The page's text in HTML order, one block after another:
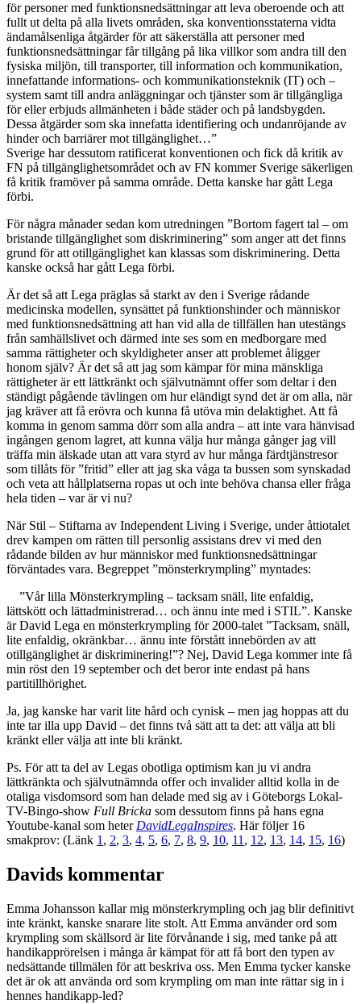
för personer med funktionsnedsättningar att leva oberoende och att
fullt ut delta på alla livets områden, ska konventionsstaterna vidta
ändamålsenliga åtgärder för att säkerställa att personer med
funktionsnedsättningar får tillgång på lika villkor som andra till den
fysiska miljön, till transporter, till information och kommunikation,
innefattande informations- och kommunikationsteknik (IT) och –
system samt till andra anläggningar och tjänster som är tillgängliga
för eller erbjuds allmänheten i både städer och på landsbygden.
Dessa åtgärder som ska innefatta identifiering och undanröjande av
hinder och barriärer mot tillgänglighet…”
Sverige har dessutom ratificerat konventionen och fick då kritik av
FN på tillgänglighetsområdet och av FN kommer Sverige säkerligen
få kritik framöver på samma område. Detta kanske har gått Lega
förbi.
För några månader sedan kom utredningen ”Bortom fagert tal – om
bristande tillgänglighet som diskriminering” som anger att det finns
grund för att otillgänglighet kan klassas som diskriminering. Detta
kanske också har gått Lega förbi.
Är det så att Lega präglas så starkt av den i Sverige rådande
medicinska modellen, synsättet på funktionshinder och människor
med funktionsnedsättning att han vid alla de tillfällen han utestängs
från samhällslivet och därmed inte ses som en medborgare med
samma rättigheter och skyldigheter anser att problemet åligger
honom själv? Är det så att jag som kämpar för mina mänskliga
rättigheter är ett lättkränkt och självutnämnt offer som deltar i den
ständigt pågående tävlingen om hur eländigt synd det är om alla, när
jag kräver att få erövra och kunna få utöva min delaktighet. Att få
komma in genom samma dörr som alla andra – att inte vara hänvisad
ingången genom lagret, att kunna välja hur många gånger jag vill
träffa min älskade utan att vara styrd av hur många färdtjänstresor
som tillåts för ”fritid” eller att jag ska våga ta bussen som synskadad
och veta att hållplatserna ropas ut och inte behöva chansa eller fråga
hela tiden – var är vi nu?
När Stil – Stiftarna av Independent Living i Sverige, under åttiotalet
drev kampen om rätten till personlig assistans drev vi med den
rådande bilden av hur människor med funktionsnedsättningar
förväntades vara. Begreppet ”mönsterkrympling” myntades:
”Vår lilla Mönsterkrympling – tacksam snäll, lite enfaldig,
lättskött och lättadministrerad… och ännu inte med i STIL”. Kanske
är David Lega en mönsterkrympling för 2000-talet ”Tacksam, snäll,
lite enfaldig, okränkbar… ännu inte förstått innebörden av att
otillgänglighet är diskriminering!”? Nej, David Lega kommer inte få
min röst den 19 september och det beror inte endast på hans
partitillhörighet.
Ja, jag kanske har varit lite hård och cynisk – men jag hoppas att du
inte tar illa upp David – det finns två sätt att ta det: att välja att bli
kränkt eller välja att inte bli kränkt.
Ps. För att ta del av Legas obotliga optimism kan ju vi andra
lättkränkta och självutnämnda offer och invalider alltid kolla in de
otaliga visdomsord som han delade med sig av i Göteborgs Lokal-
TV-Bingo-show Full Bricka som dessutom finns på hans egna
Youtube-kanal som heter DavidLegaInspires. Här följer 16
smakprov: (Länk 1 , 2, 3, 4, 5, 6, 7, 8, 9, 10, 11 , 12, 13, 14, 15, 16)
Davids kommentar
Emma Johansson kallar mig mönsterkrympling och jag blir definitivt
inte kränkt, kanske snarare lite stolt. Att Emma använder ord som
krympling som skällsord är lite förvånande i sig, med tanke på att
handikapprörelsen i många år kämpat för att få bort den typen av
nedsättande tillmälen för att beskriva oss. Men Emma tycker kanske
det är ok att använda ord som krympling om man inte rättar sig in i
hennes handikapp-led?